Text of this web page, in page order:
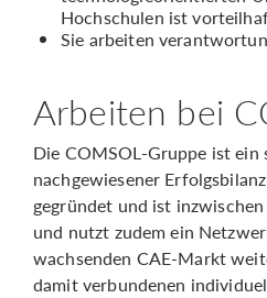
Hochschulen ist
Sie arbeiten
Arbeiten bei
Die COMSOL-Gruppe ist
nachgewiesener
gegründet und ist
und nutzt zudem ein
wachsenden CAE-Markt
damit verbundenen